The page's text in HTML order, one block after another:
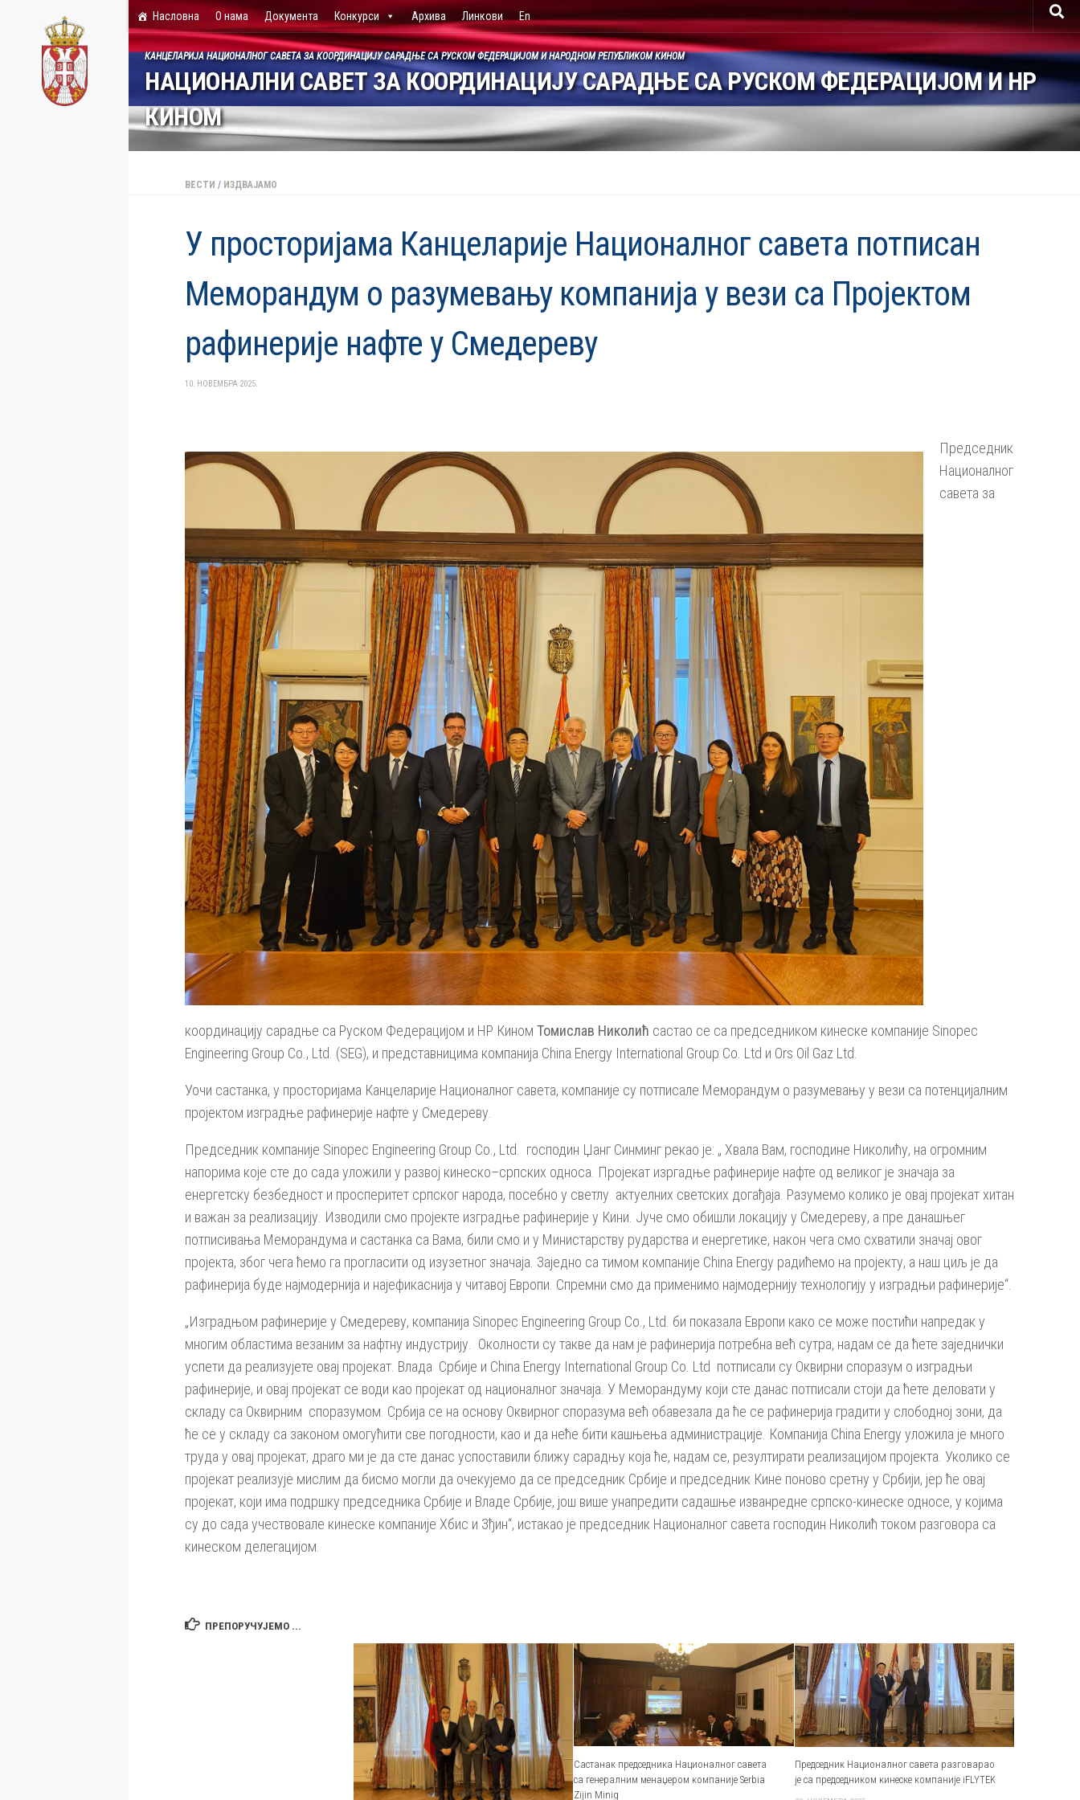
Skip to content Насловна О нама Документа Конкурси Архива Линкови En
НАЦИОНАЛНИ САВЕТ ЗА КООРДИНАЦИЈУ САРАДЊЕ СА РУСКОМ ФЕДЕРАЦИЈОМ И НР
КИНОМ
КАНЦЕЛАРИЈА НАЦИОНАЛНОГ САВЕТА ЗА КООРДИНАЦИЈУ САРАДЊЕ СА РУСКОМ ФЕДЕРАЦИЈОМ И НАРОДНОМ РЕПУБЛИКОМ КИНОМ
ВЕСТИ / ИЗДВАЈАМО
У просторијама Канцеларије Националног савета потписан
Меморандум о разумевању компанија у вези са Пројектом
рафинерије нафте у Смедереву
10. НОВЕМБРА 2025.
Председник
Националног
савета за
координацију сарадње са Руском Федерацијом и НР Кином Томислав Николић састао се са председником кинеске компаније Sinopec
Engineering Group Co., Ltd. (SEG), и представницима компанија China Energy International Group Co. Ltd и Ors Oil Gaz Ltd.
Уочи састанка, у просторијама Канцеларије Националног савета, компаније су потписале Меморандум о разумевању у вези са потенцијалним
пројектом изградње рафинерије нафте у Смедереву.
Председник компаније Sinopec Engineering Group Co., Ltd. господин Џанг Синминг рекао је: „ Хвала Вам, господине Николићу, на огромним
напорима које сте до сада уложили у развој кинеско–српских односа. Пројекат изргадње рафинерије нафте од великог је значаја за
енергетску безбедност и просперитет српског народа, посебно у светлу актуелних светских догађаја. Разумемо колико је овај пројекат хитан
и важан за реализацију. Изводили смо пројекте изградње рафинерије у Кини. Јуче смо обишли локацију у Смедереву, а пре данашњег
потписивања Меморандума и састанка са Вама, били смо и у Министарству рударства и енергетике, након чега смо схватили значај овог
пројекта, због чега ћемо га прогласити од изузетног значаја. Заједно са тимом компаније China Energy радићемо на пројекту, а наш циљ је да
рафинерија буде најмодернија и најефикаснија у читавој Европи. Спремни смо да применимо најмодернију технологију у изградњи рафинерије“.
„Изградњом рафинерије у Смедереву, компанија Sinopec Engineering Group Co., Ltd. би показала Европи како се може постићи напредак у
многим областима везаним за нафтну индустрију. Околности су такве да нам је рафинерија потребна већ сутра, надам се да ћете заједнички
успети да реализујете овај пројекат. Влада Србије и China Energy International Group Co. Ltd потписали су Оквирни споразум о изградњи
рафинерије, и овај пројекат се води као пројекат од националног значаја. У Меморандуму који сте данас потписали стоји да ћете деловати у
складу са Оквирним споразумом. Србија се на основу Оквирног споразума већ обавезала да ће се рафинерија градити у слободној зони, да
ће се у складу са законом омогућити све погодности, као и да неће бити кашњења администрације. Компанија China Energy уложила је много
труда у овај пројекат, драго ми је да сте данас успоставили ближу сарадњу која ће, надам се, резултирати реализацијом пројекта. Уколико се
пројекат реализује мислим да бисмо могли да очекујемо да се председник Србије и председник Кине поново сретну у Србији, јер ће овај
пројекат, који има подршку председника Србије и Владе Србије, још више унапредити садашње изванредне српско-кинеске односе, у којима
су до сада учествовале кинеске компаније Хбис и Зђин“, истакао је председник Националног савета господин Николић током разговора са
кинеском делегацијом.
ПРЕПОРУЧУЈЕМО ...
Састанак председника Националног савета
са генералним менаџером компаније Serbia
Zijin Minig
Председник Националног савета разговарао
је са председником кинеске компаније iFLYTEK